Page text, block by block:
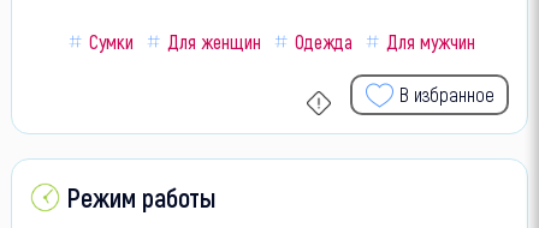
Сумки Для женщин Одежда Для мужчин
В избранное
Режим работы